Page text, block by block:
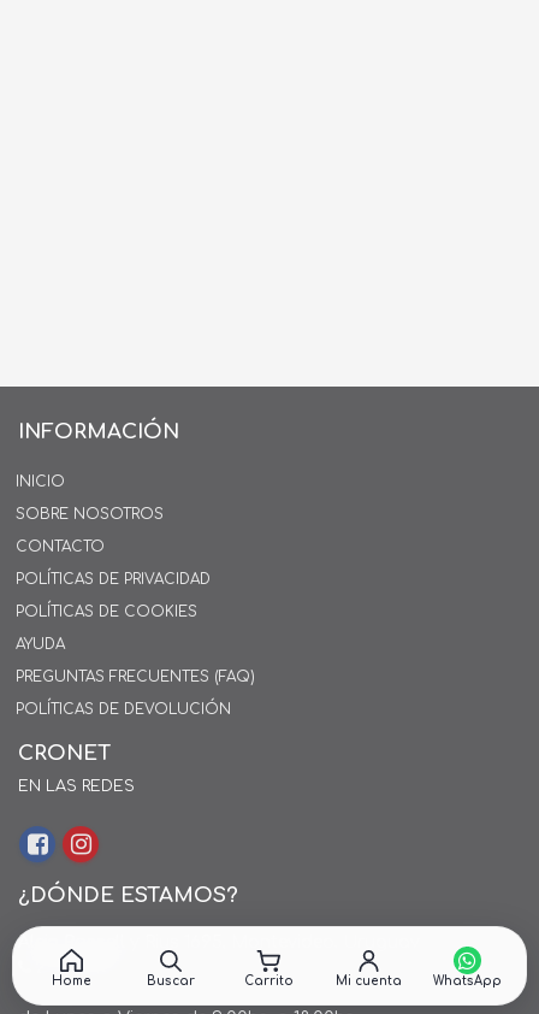
INFORMACIÓN
INICIO
SOBRE NOSOTROS
CONTACTO
POLÍTICAS DE PRIVACIDAD
POLÍTICAS DE COOKIES
AYUDA
PREGUNTAS FRECUENTES (FAQ)
POLÍTICAS DE DEVOLUCIÓN
CRONET
EN LAS REDES
¿DÓNDE ESTAMOS?
Alejo Rossell y Rius 1695, Montevideo, Uruguay
26 242424*
Home Buscar Carrito Mi cuenta